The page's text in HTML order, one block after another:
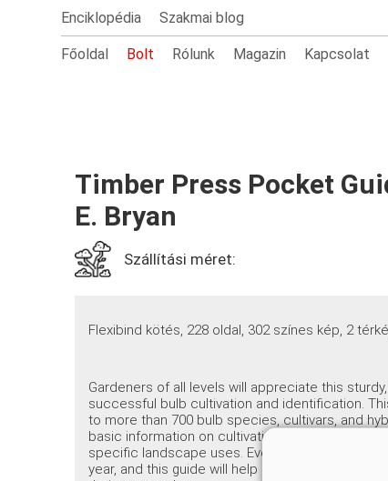
Enciklopédia Szakmai blog
Főoldal Bolt Rólunk Magazin Kapcsolat
Timber Press Pocket
E. Bryan
Szállítási méret:
Flexibind kötés, 228 oldal, 302 színes kép, 2
Gardeners of all levels will appreciate this
successful bulb cultivation and identification.
to more than 700 bulb species, cultivars, and
basic information on cultivation, maintenance,
specific landscape uses. Every garden can be
year, and this guide will help gardeners narrow